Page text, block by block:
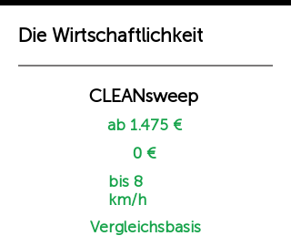
Die Wirtschaftlichkeit
CLEANsweep
ab 1.475 €
0 €
bis 8
km/h
Vergleichsbasis